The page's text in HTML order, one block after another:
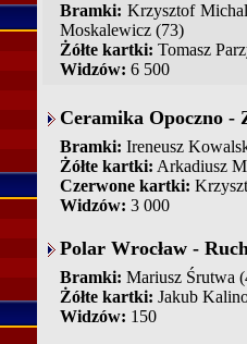
Bramki: Krzysztof
Moskalewicz (73)
Żółte kartki: Tomasz
Widzów: 6 500
Ceramika Opoczno -
Bramki: Ireneusz
Żółte kartki: Arkadiusz
Czerwone kartki:
Widzów: 3 000
Polar Wrocław -
Bramki: Mariusz Śrutwa
Żółte kartki: Jakub
Widzów: 150